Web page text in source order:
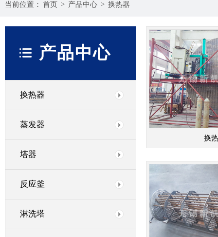
当前位置： 首页 > 产品中心 > 换热器
产品中心
换热器
蒸发器
塔器
反应釜
淋洗塔
换